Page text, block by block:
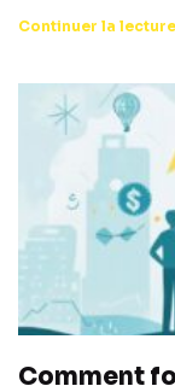
Continuer la lecture
Comment